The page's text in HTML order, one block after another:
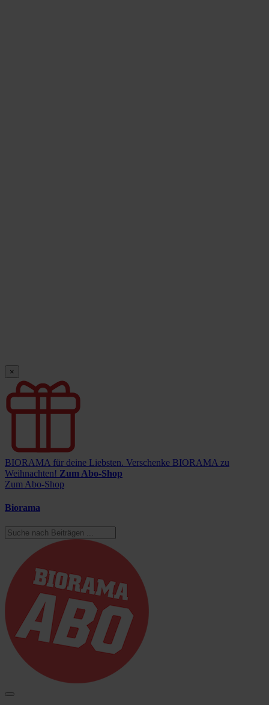
×
BIORAMA für deine Liebsten. Verschenke BIORAMA zu
Weihnachten! Zum Abo-Shop
Zum Abo-Shop
Biorama